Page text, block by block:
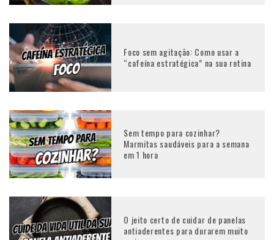
Foco sem agitação: Como usar a
“cafeína estratégica” na sua rotina
Sem tempo para cozinhar?
Marmitas saudáveis para a semana
em 1 hora
O jeito certo de cuidar de panelas
antiaderentes para durarem muito